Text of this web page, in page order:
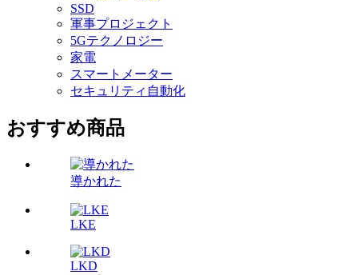
SSD
軍事プロジェクト
5Gテクノロジー
家電
スマートメーター
セキュリティ自動化
おすすめ商品
導かれた
LKE
LKD